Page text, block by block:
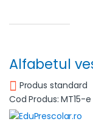
Alfabetul
Produs standard
Cod Produs: MT15-e